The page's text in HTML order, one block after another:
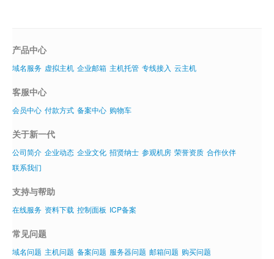
SSL证书
云主机
客服中心
企业文化
产品中心
域名服务 虚拟主机 企业邮箱 主机托管 专线接入 云主机
客服中心
会员中心 付款方式 备案中心 购物车
关于新一代
公司简介 企业动态 企业文化 招贤纳士 参观机房 荣誉资质 合作伙伴
联系我们
支持与帮助
在线服务 资料下载 控制面板 ICP备案
常见问题
域名问题 主机问题 备案问题 服务器问题 邮箱问题 购买问题